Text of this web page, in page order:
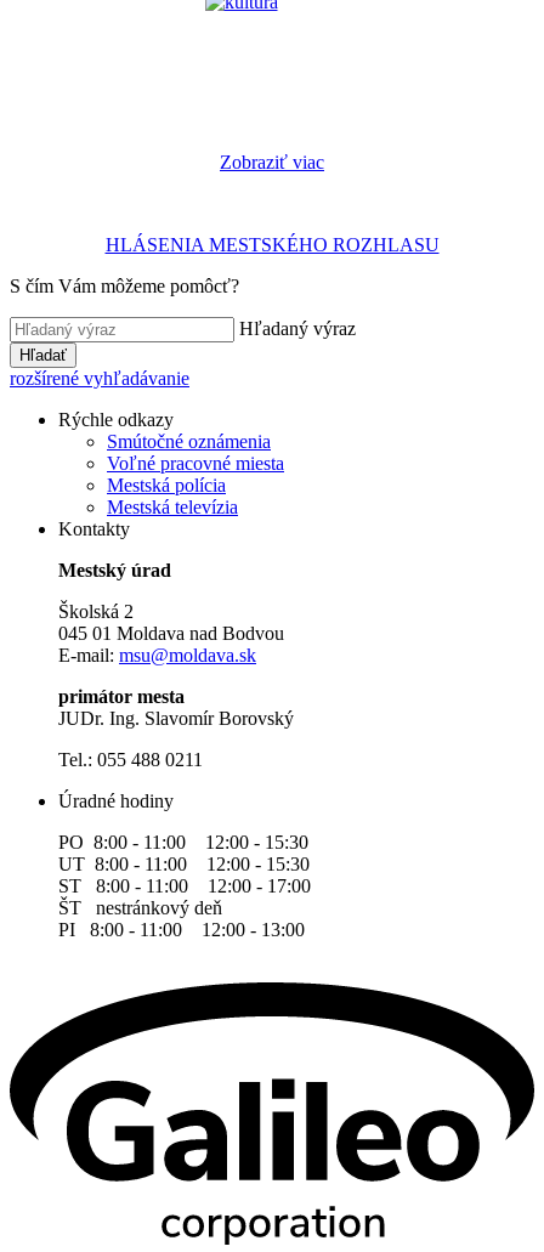
Zobraziť viac
HLÁSENIA MESTSKÉHO ROZHLASU
S čím Vám môžeme pomôcť?
Hľadaný výraz
Hľadať
rozšírené vyhľadávanie
Rýchle odkazy
Smútočné oznámenia
Voľné pracovné miesta
Mestská polícia
Mestská televízia
Kontakty
Mestský úrad
Školská 2
045 01 Moldava nad Bodvou
E-mail: msu@moldava.sk
primátor mesta
JUDr. Ing. Slavomír Borovský
Tel.: 055 488 0211
Úradné hodiny
PO 8:00 - 11:00 12:00 - 15:30
UT 8:00 - 11:00 12:00 - 15:30
ST 8:00 - 11:00 12:00 - 17:00
ŠT nestránkový deň
PI 8:00 - 11:00 12:00 - 13:00